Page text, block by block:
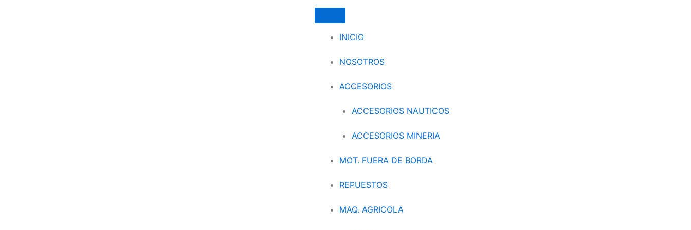
INICIO
NOSOTROS
ACCESORIOS
ACCESORIOS NAUTICOS
ACCESORIOS MINERIA
MOT. FUERA DE BORDA
REPUESTOS
MAQ. AGRICOLA